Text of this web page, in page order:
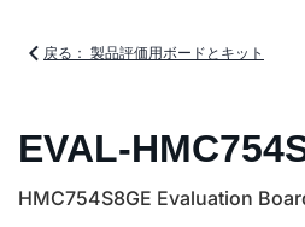
戻る： 製品評価用ボードとキット
EVAL-
HMC754S8GE Evaluation